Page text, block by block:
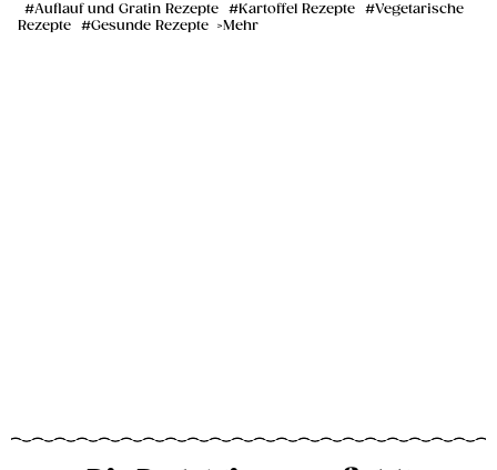
Auflauf und Gratin Rezepte Kartoffel Rezepte
Vegetarische
Rezepte
Gesunde Rezepte Mehr